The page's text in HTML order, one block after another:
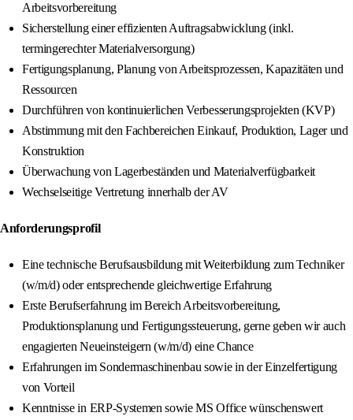
Arbeitsvorbereitung
Sicherstellung einer effizienten Auftragsabwicklung (inkl.
termingerechter Materialversorgung)
Fertigungsplanung, Planung von Arbeitsprozessen, Kapazitäten und
Ressourcen
Durchführen von kontinuierlichen Verbesserungsprojekten (KVP)
Abstimmung mit den Fachbereichen Einkauf, Produktion, Lager und
Konstruktion
Überwachung von Lagerbeständen und Materialverfügbarkeit
Wechselseitige Vertretung innerhalb der AV
Anforderungsprofil
Eine technische Berufsausbildung mit Weiterbildung zum Techniker
(w/m/d) oder entsprechende gleichwertige Erfahrung
Erste Berufserfahrung im Bereich Arbeitsvorbereitung,
Produktionsplanung und Fertigungssteuerung, gerne geben wir auch
engagierten Neueinsteigern (w/m/d) eine Chance
Erfahrungen im Sondermaschinenbau sowie in der Einzelfertigung
von Vorteil
Kenntnisse in ERP-Systemen sowie MS Office wünschenswert